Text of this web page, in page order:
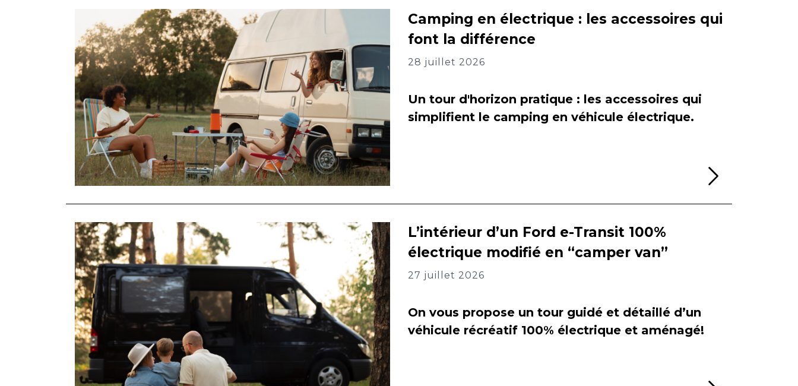
Camping en électrique : les accessoires qui
font la différence
28 juillet 2026
Un tour d'horizon pratique : les accessoires qui
simplifient le camping en véhicule électrique.
L’intérieur d’un Ford e-Transit 100%
électrique modifié en “camper van”
27 juillet 2026
On vous propose un tour guidé et détaillé d’un
véhicule récréatif 100% électrique et aménagé!